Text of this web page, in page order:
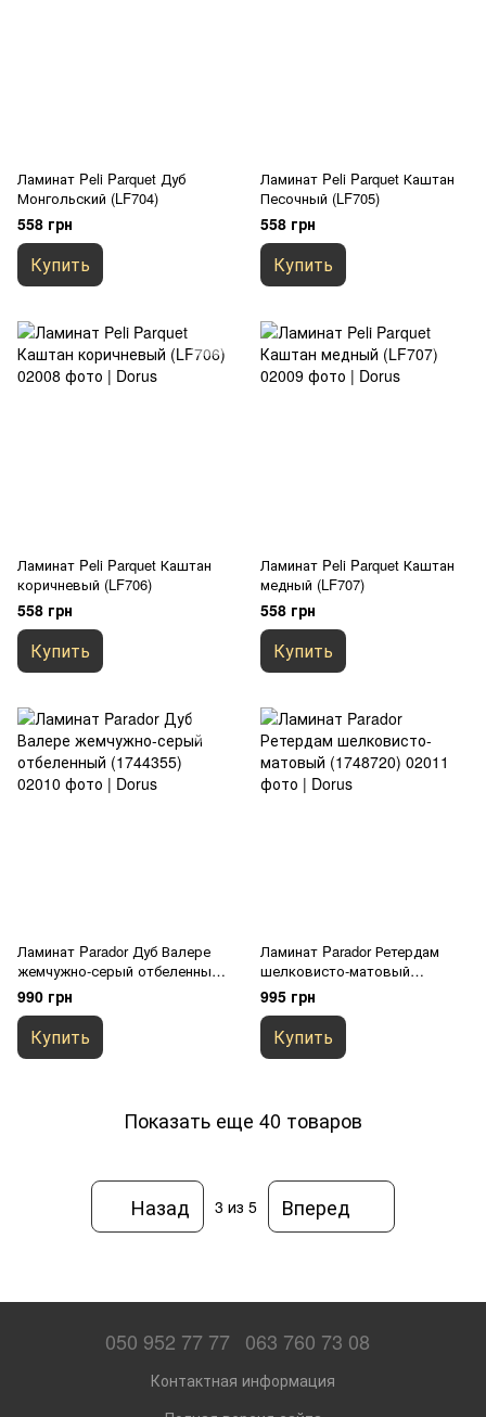
Ламинат Peli Parquet Дуб
Монгольский (LF704)
558 грн
Купить
Ламинат Peli Parquet Каштан
Песочный (LF705)
558 грн
Купить
Ламинат Peli Parquet Каштан
коричневый (LF706)
558 грн
Купить
Ламинат Peli Parquet Каштан
медный (LF707)
558 грн
Купить
Ламинат Parador Дуб Валере
жемчужно-серый отбеленный
(1744355)
990 грн
Купить
Ламинат Parador Ретердам
шелковисто-матовый
(1748720)
995 грн
Купить
Показать еще 40 товаров
Назад 3 из 5 Вперед
050 952 77 77 063 760 73 08
Контактная информация